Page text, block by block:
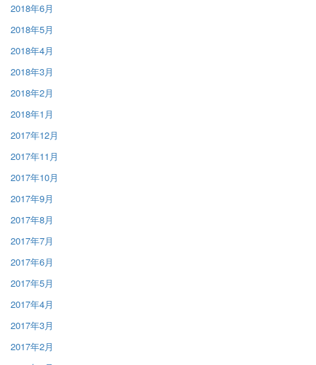
2018年6月
2018年5月
2018年4月
2018年3月
2018年2月
2018年1月
2017年12月
2017年11月
2017年10月
2017年9月
2017年8月
2017年7月
2017年6月
2017年5月
2017年4月
2017年3月
2017年2月